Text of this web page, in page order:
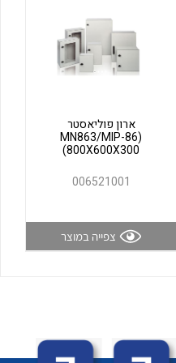
ארון פוליאסטר
(MN863/MIP-86
(800X600X300
006521001
צפייה במוצר